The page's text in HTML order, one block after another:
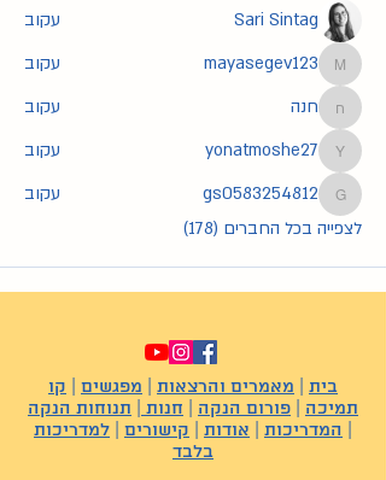
Sari Sintag עקוב
mayasegev123
mayasegev123 עקוב
חנהחנה עקוב
yonatmoshe27
yonatmoshe27 עקוב
gs0583254812
gs0583254812
עקוב
לצפייה בכל החברים (178)
בית מאמרים והרצאות מפגשים
קו
תמיכה
פורום הנקה חנות
תנוחות הנקה
המדריכות אודות קישורים
למדריכות
בלבד